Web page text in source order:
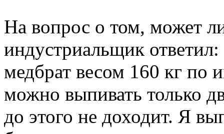
На вопрос о том, может
индустриальщик
медбрат весом 160 кг по
можно выпивать только
до этого не доходит. Я